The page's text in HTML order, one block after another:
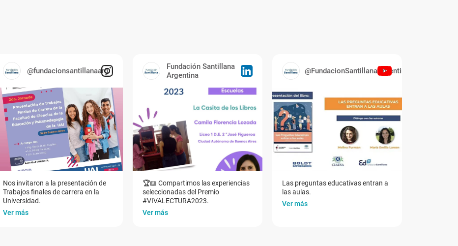
@fundacionsantillanaarg
Nos invitaron a la presentación de
Trabajos finales de carrera en la
Universidad.
Ver más
Fundación Santillana
Argentina
🏆📖 Compartimos las experiencias
seleccionadas del Premio
#VIVALECTURA2023.
Ver más
@FundacionSantillanaArgentina
Las preguntas educativas entran a
las aulas.
Ver más